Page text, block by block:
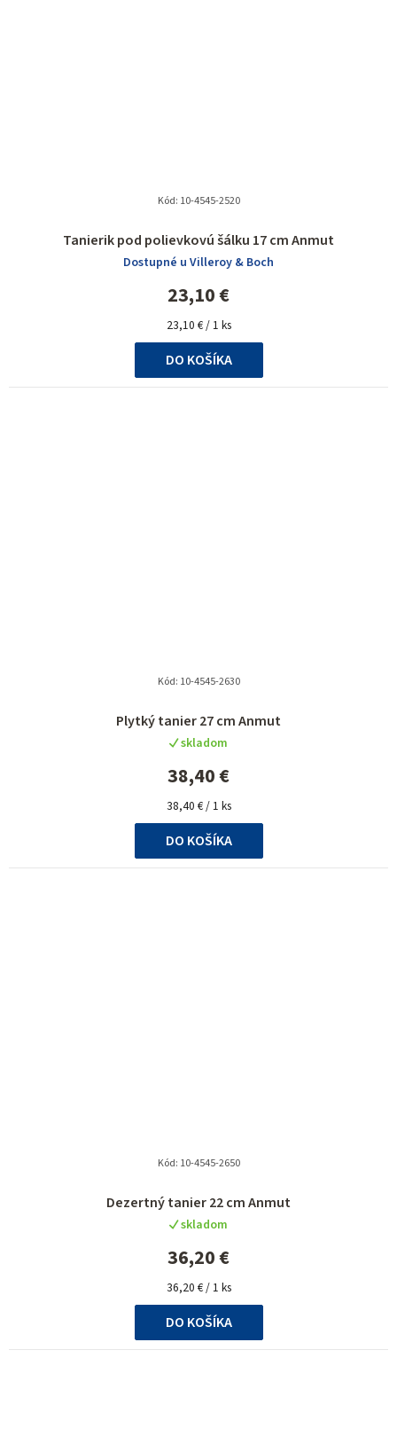
Tanierik pod polievkovú šálku 17 cm Anmut
Dostupné u Villeroy & Boch
23,10 €
Jednotková
cena:
23,10 € / 1 ks
DO KOŠÍKA
Kód: 10-4545-2520
Plytký tanier 27 cm Anmut
skladom
38,40 €
Jednotková
cena:
38,40 € / 1 ks
DO KOŠÍKA
Kód: 10-4545-2630
Dezertný tanier 22 cm Anmut
skladom
36,20 €
Jednotková
cena:
36,20 € / 1 ks
DO KOŠÍKA
Kód: 10-4545-2650